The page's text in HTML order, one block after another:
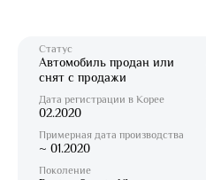
Статус
Автомобиль продан или
снят с продажи
Дата регистрации в Корее
02.2020
Примерная дата производства
~ 01.2020
Поколение